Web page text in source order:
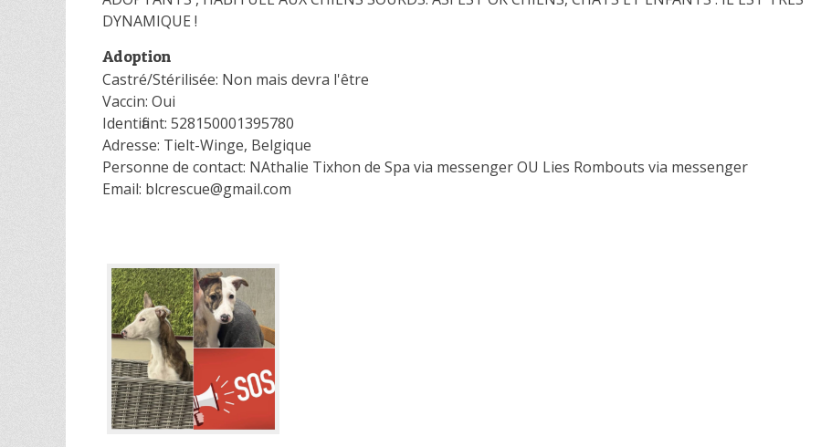
DYNAMIQUE !
Adoption
Castré/Stérilisée: Non mais devra l'être
Vaccin: Oui
Identifiant: 528150001395780
Adresse: Tielt-Winge, Belgique
Personne de contact: NAthalie Tixhon de Spa via messenger OU Lies Rombouts via messenger
Email: blcrescue@gmail.com